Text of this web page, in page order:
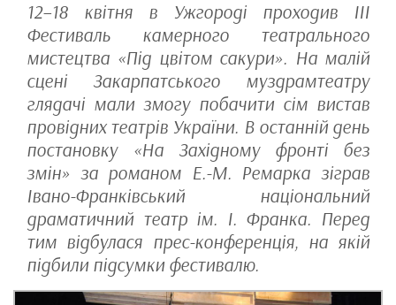
12–18 квітня в Ужгороді проходив ІІІ
Фестиваль камерного театрального
мистецтва «Під цвітом сакури». На малій
сцені Закарпатського муздрамтеатру
глядачі мали змогу побачити сім вистав
провідних театрів України. В останній день
постановку «На Західному фронті без
змін» за романом Е.-М. Ремарка зіграв
Івано-Франківський національний
драматичний театр ім. І. Франка. Перед
тим відбулася прес-конференція, на якій
підбили підсумки фестивалю.